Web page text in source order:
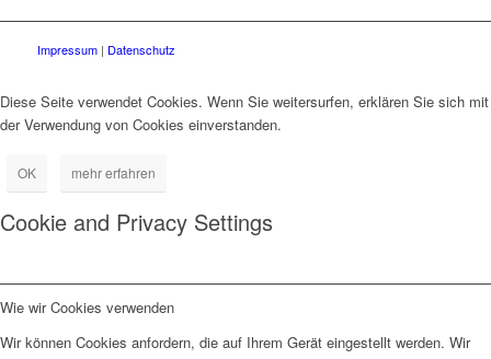
Impressum| Datenschutz
Diese Seite verwendet Cookies. Wenn Sie weitersurfen, erklären Sie sich mit
der Verwendung von Cookies einverstanden.
OK mehr erfahren
Cookie and Privacy Settings
Wie wir Cookies verwenden
Wir können Cookies anfordern, die auf Ihrem Gerät eingestellt werden. Wir